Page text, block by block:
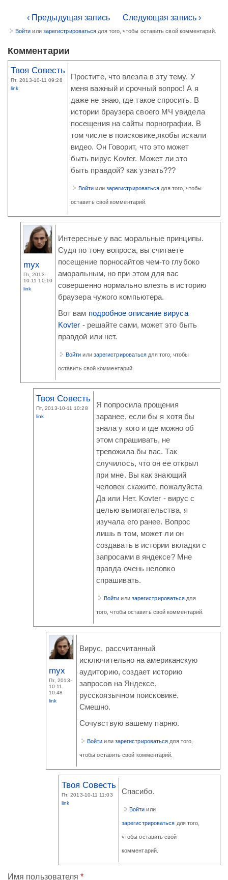
‹ Предыдущая запись Следующая запись ›
Войти или зарегистрироваться для того, чтобы оставить свой комментарий.
Комментарии
Твоя Совесть
Пт, 2013-10-11 09:28
link
Простите, что влезла в эту тему. У
меня важный и срочный вопрос! А я
даже не знаю, где такое спросить. В
истории браузера своего МЧ увидела
посещения на сайты порнографии. В
том числе в поисковике,якобы искали
видео. Он Говорит, что это может
быть вирус Kovter. Может ли это
быть правдой? как узнать???
Войти или зарегистрироваться для того, чтобы
оставить свой комментарий.
myx
Пт, 2013-
10-11 10:10
link
Интересные у вас моральные принципы.
Судя по тону вопроса, вы считаете
посещение порносайтов чем-то глубоко
аморальным, но при этом для вас
совершенно нормально влезть в историю
браузера чужого компьютера.
Вот вам подробное описание вируса
Kovter - решайте сами, может это быть
правдой или нет.
Войти или зарегистрироваться для того, чтобы
оставить свой комментарий.
Твоя Совесть
Пт, 2013-10-11 10:28
link
Я попросила прощения
заранее, если бы я хотя бы
знала у кого и где можно об
этом спрашивать, не
тревожила бы вас. Так
случилось, что он ее открыл
при мне. Вы как знающий
человек скажите, пожалуйста
Да или Нет. Kovter - вирус с
целью вымогательства, я
изучала его ранее. Вопрос
лишь в том, может ли он
создавать в истории вкладки с
запросами в яндексе? Мне
правда очень неловко
спрашивать.
Войти или зарегистрироваться для
того, чтобы оставить свой комментарий.
myx
Пт, 2013-
10-11
10:48
link
Вирус, рассчитанный
исключительно на американскую
аудиторию, создает историю
запросов на Яндексе,
русскоязычном поисковике.
Смешно.
Сочувствую вашему парню.
Войти или зарегистрироваться для того,
чтобы оставить свой комментарий.
Твоя Совесть
Пт, 2013-10-11 11:03
link
Спасибо.
Войти или
зарегистрироваться для того,
чтобы оставить свой
комментарий.
Имя пользователя*